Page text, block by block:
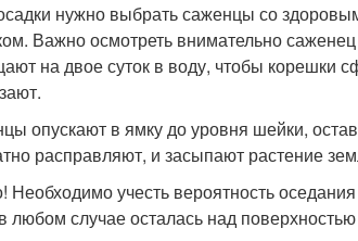
нужно выбрать саженцы со
Важно осмотреть внимательно
на двое суток в воду, чтобы корешки
опускают в ямку до уровня шейки,
расправляют, и засыпают растение
Необходимо учесть вероятность
любом случае осталась над